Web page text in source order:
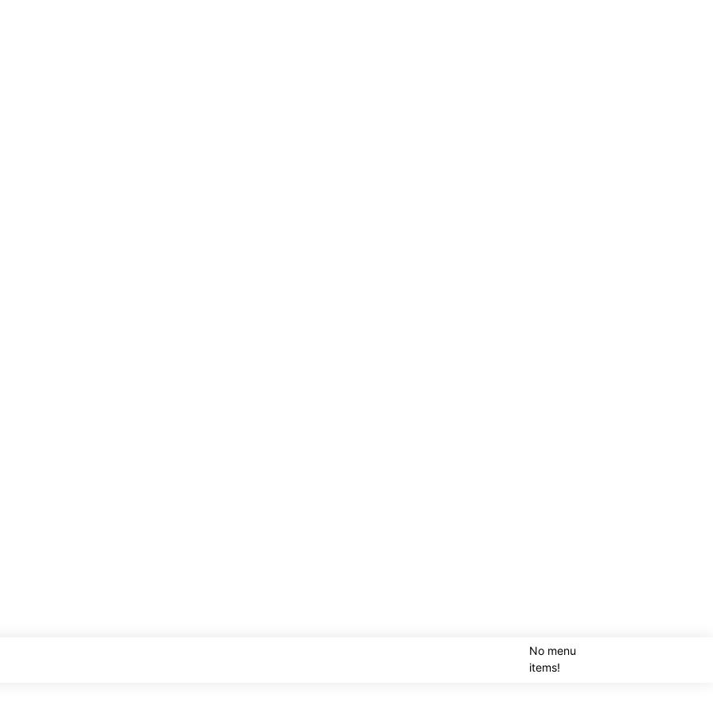
No menu
items!